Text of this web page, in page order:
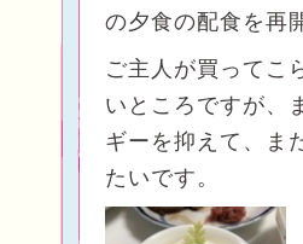
の夕食の配食を再
ご主人が買ってこ
いところですが、
ギーを抑えて、ま
たいです。